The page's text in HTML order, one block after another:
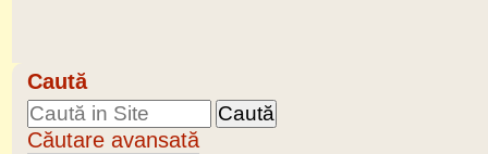
Caută
Căutare avansată